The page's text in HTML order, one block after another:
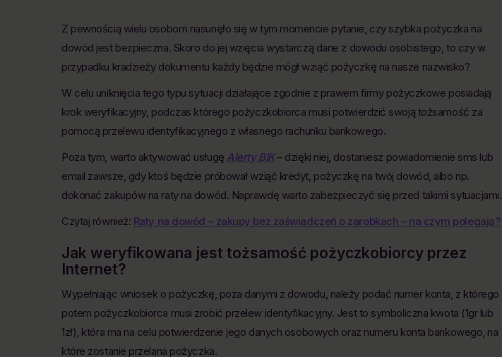
Z pewnością wielu osobom nasunęło się w tym momencie pytanie, czy szybka pożyczka na
dowód jest bezpieczna. Skoro do jej wzięcia wystarczą dane z dowodu osobistego, to czy w
przypadku kradzieży dokumentu każdy będzie mógł wziąć pożyczkę na nasze nazwisko?
W celu uniknięcia tego typu sytuacji działające zgodnie z prawem firmy pożyczkowe posiadają
krok weryfikacyjny, podczas którego pożyczkobiorca musi potwierdzić swoją tożsamość za
pomocą przelewu identyfikacyjnego z własnego rachunku bankowego.
Poza tym, warto aktywować usługę Alerty BIK– dzięki niej, dostaniesz powiadomienie sms lub
email zawsze, gdy ktoś będzie próbował wziąć kredyt, pożyczkę na twój dowód, albo np.
dokonać zakupów na raty na dowód. Naprawdę warto zabezpieczyć się przed takimi sytuacjami.
Czytaj również: Raty na dowód – zakupy bez zaświadczeń o zarobkach – na czym polegają?
Jak weryfikowana jest tożsamość pożyczkobiorcy przez
Internet?
Wypełniając wniosek o pożyczkę, poza danymi z dowodu, należy podać numer konta, z którego
potem pożyczkobiorca musi zrobić przelew identyfikacyjny. Jest to symboliczna kwota (1gr lub
1zł), która ma na celu potwierdzenie jego danych osobowych oraz numeru konta bankowego, na
które zostanie przelana pożyczka.